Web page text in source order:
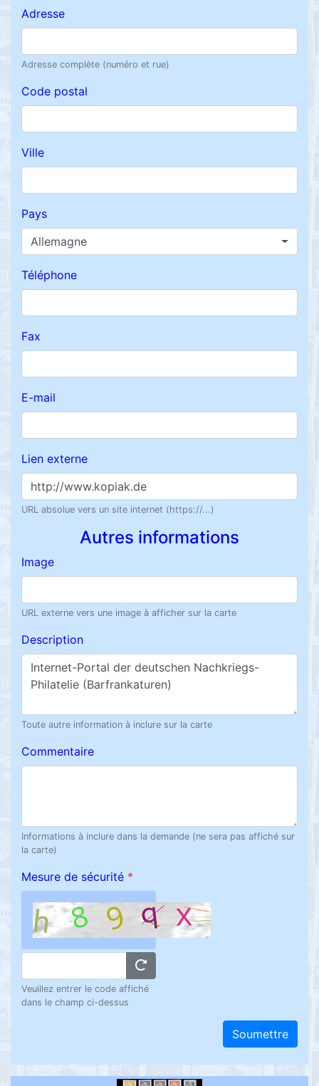
Adresse
Adresse complète (numéro et rue)
Code postal
Ville
Pays
Allemagne
Téléphone
Fax
E-mail
Lien externe
URL absolue vers un site internet (https://...)
Autres informations
Image
URL externe vers une image à afficher sur la carte
Description
Toute autre information à inclure sur la carte
Commentaire
Informations à inclure dans la demande (ne sera pas affiché sur
la carte)
Mesure de sécurité *
Veuillez entrer le code affiché
dans le champ ci-dessus
Soumettre